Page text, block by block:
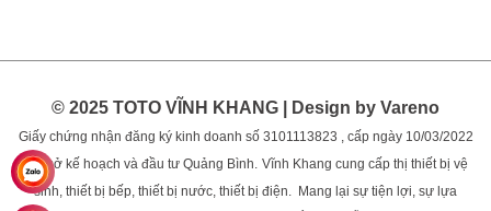
© 2025 TOTO VĨNH KHANG | Design by Vareno
Giấy chứng nhận đăng ký kinh doanh số 3101113823 , cấp ngày 10/03/2022
bởi sở kế hoạch và đầu tư Quảng Bình. Vĩnh Khang cung cấp thị thiết bị vệ
sinh, thiết bị bếp, thiết bị nước, thiết bị điện. Mang lại sự tiện lợi, sự lựa